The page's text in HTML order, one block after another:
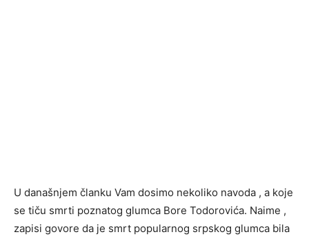
U današnjem članku Vam dosimo nekoliko navoda , a koje
se tiču smrti poznatog glumca Bore Todorovića. Naime ,
zapisi govore da je smrt popularnog srpskog glumca bila